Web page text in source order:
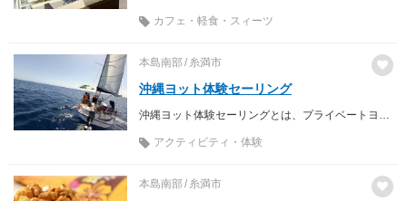
カフェ・軽食・スィーツ
本島南部 糸満市
沖縄ヨット体験セーリング
アクティビティ・体験
本島南部 糸満市